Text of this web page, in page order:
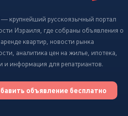
— крупнейший русскоязычный портал
Израиля, где собраны объявления о
квартир, новости рынка
аналитика цен на жилье, ипотека,
и информация для репатриантов.
объявление бесплатно